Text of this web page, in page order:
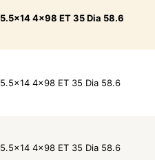
5.5x14 4x98 ET 35 Dia 58.6
5.5x14 4x98 ET 35 Dia 58.6
5.5x14 4x98 ET 35 Dia 58.6